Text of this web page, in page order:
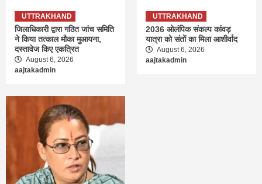
UTTRAKHAND
जिलाधिकारी द्वारा गठित जांच समिति
ने किया तत्काल मौका मुआयना,
दस्तावेज किए एकत्रित
August 6, 2026
aajtakadmin
UTTRAKHAND
2036 ओलंपिक संकल्प कांवड़
यात्रा को संतों का मिला आशीर्वाद
August 6, 2026
aajtakadmin